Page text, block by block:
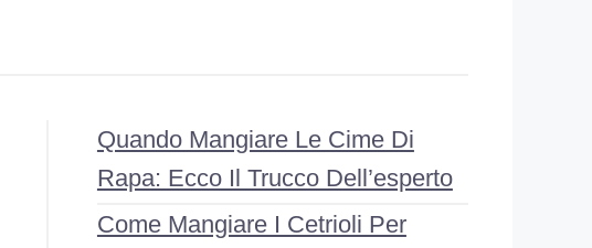
Quando Mangiare Le Cime Di
Rapa: Ecco Il Trucco Dell’esperto
Come Mangiare I Cetrioli Per